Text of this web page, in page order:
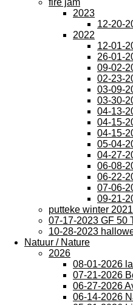
fire jam
2023
12-20-
2022
12-01-
26-01-
09-02-
02-23-
03-09-
03-30-
04-13-
04-15-
04-15-
05-04-
04-27-
06-08-
06-22-
07-06-
09-21-
putteke winter 2021
07-17-2023 GF 50
10-28-2023
Natuur / Nature
2026
08-01-2026
07-21-2026
06-27-2026
06-14-2026